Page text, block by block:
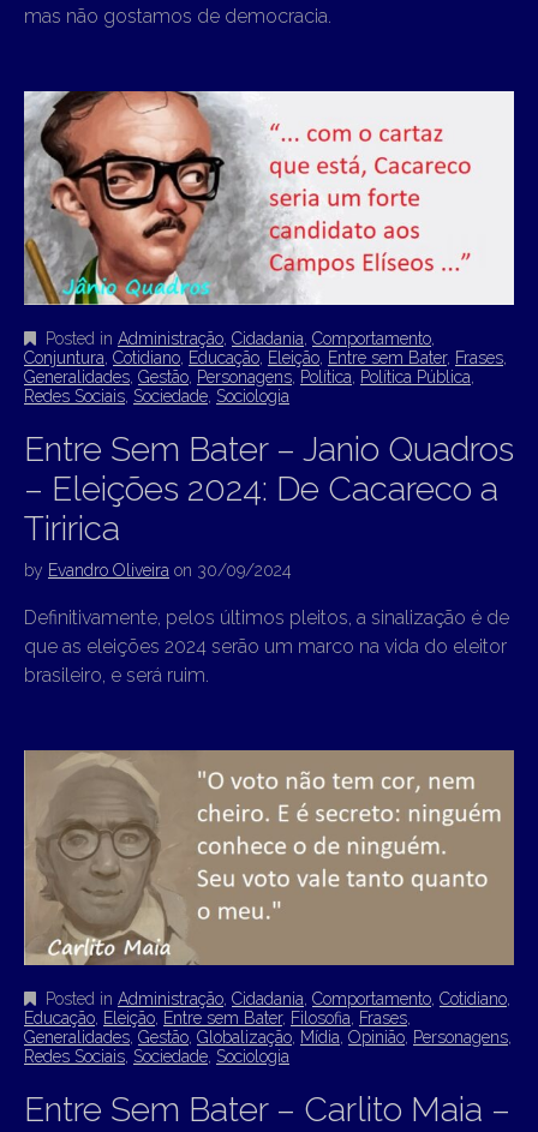
mas não gostamos de democracia.
Posted in Administração, Cidadania, Comportamento,
Conjuntura, Cotidiano, Educação, Eleição, Entre sem Bater, Frases,
Generalidades, Gestão, Personagens, Política, Política Pública,
Redes Sociais, Sociedade, Sociologia
Entre Sem Bater – Janio Quadros
– Eleições 2024: De Cacareco a
Tiririca
by Evandro Oliveira on 30/09/2024
Definitivamente, pelos últimos pleitos, a sinalização é de
que as eleições 2024 serão um marco na vida do eleitor
brasileiro, e será ruim.
Posted in Administração, Cidadania, Comportamento, Cotidiano,
Educação, Eleição, Entre sem Bater, Filosofia, Frases,
Generalidades, Gestão, Globalização, Mídia, Opinião, Personagens,
Redes Sociais, Sociedade, Sociologia
Entre Sem Bater – Carlito Maia –